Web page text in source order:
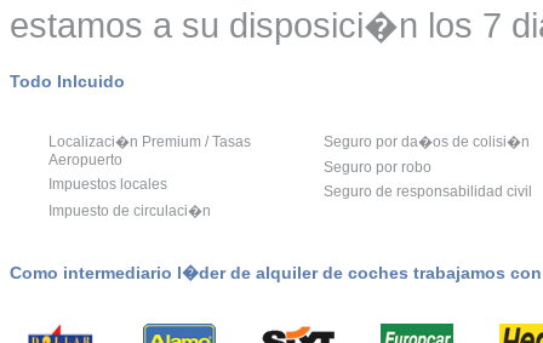
estamos a su disposici�n los 7
Todo Inlcuido
Localizaci�n Premium / Tasas
Aeropuerto
Impuestos locales
Impuesto de circulaci�n
Seguro por da�os de colisi�n
Seguro por robo
Seguro de responsabilidad civil
Como intermediario l�der de alquiler de coches trabajamos